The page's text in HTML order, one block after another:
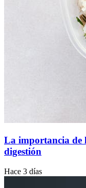
La importancia de
digestión
Hace 3 días